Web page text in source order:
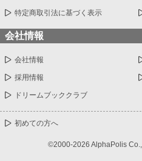
特定商取引法に基づく表示
会社情報
会社情報
採用情報
ドリームブッククラブ
初めての方へ
©2000-2026 AlphaPolis